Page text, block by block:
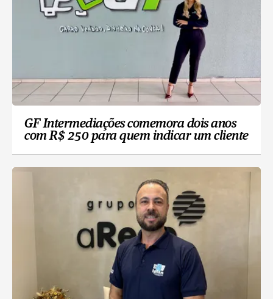
GF Intermediações comemora dois anos
com R$ 250 para quem indicar um cliente